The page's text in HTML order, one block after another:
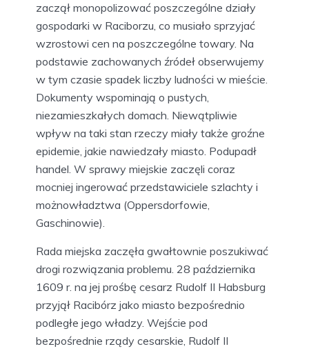
zaczął monopolizować poszczególne działy
gospodarki w Raciborzu, co musiało sprzyjać
wzrostowi cen na poszczególne towary. Na
podstawie zachowanych źródeł obserwujemy
w tym czasie spadek liczby ludności w mieście.
Dokumenty wspominają o pustych,
niezamieszkałych domach. Niewątpliwie
wpływ na taki stan rzeczy miały także groźne
epidemie, jakie nawiedzały miasto. Podupadł
handel. W sprawy miejskie zaczęli coraz
mocniej ingerować przedstawiciele szlachty i
możnowładztwa (Oppersdorfowie,
Gaschinowie).
Rada miejska zaczęła gwałtownie poszukiwać
drogi rozwiązania problemu. 28 października
1609 r. na jej prośbę cesarz Rudolf II Habsburg
przyjął Racibórz jako miasto bezpośrednio
podległe jego władzy. Wejście pod
bezpośrednie rządy cesarskie, Rudolf II